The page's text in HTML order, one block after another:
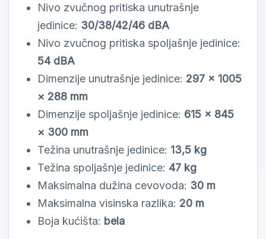
Nivo zvučnog pritiska unutrašnje
jedinice: 30/38/42/46 dBA
Nivo zvučnog pritiska spoljašnje jedinice:
54 dBA
Dimenzije unutrašnje jedinice: 297 × 1005
× 288 mm
Dimenzije spoljašnje jedinice: 615 × 845
× 300 mm
Težina unutrašnje jedinice: 13,5 kg
Težina spoljašnje jedinice: 47 kg
Maksimalna dužina cevovoda: 30 m
Maksimalna visinska razlika: 20 m
Boja kućišta: bela